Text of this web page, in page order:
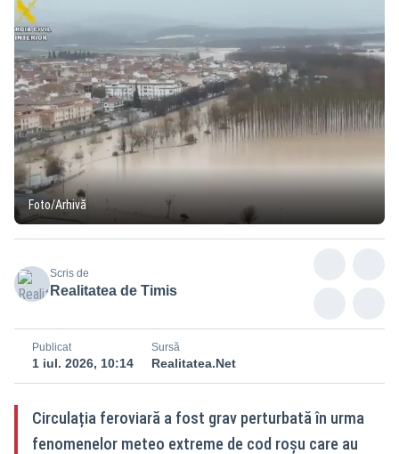
Foto/Arhivă
Scris de
Realitatea de Timis
Publicat
1 iul. 2026, 10:14
Sursă
Realitatea.Net
Circulația feroviară a fost grav perturbată în urma
fenomenelor meteo extreme de cod roșu care au